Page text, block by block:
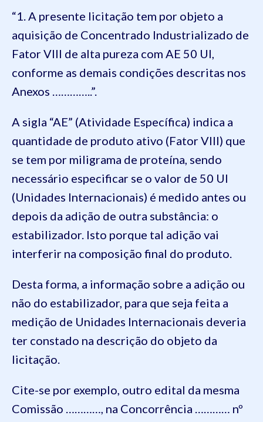
“1. A presente licitação tem por objeto a
aquisição de Concentrado Industrializado de
Fator VIII de alta pureza com AE 50 UI,
conforme as demais condições descritas nos
Anexos …………..”.
A sigla “AE” (Atividade Específica) indica a
quantidade de produto ativo (Fator VIII) que
se tem por miligrama de proteína, sendo
necessário especificar se o valor de 50 UI
(Unidades Internacionais) é medido antes ou
depois da adição de outra substância: o
estabilizador. Isto porque tal adição vai
interferir na composição final do produto.
Desta forma, a informação sobre a adição ou
não do estabilizador, para que seja feita a
medição de Unidades Internacionais deveria
ter constado na descrição do objeto da
licitação.
Cite-se por exemplo, outro edital da mesma
Comissão …………, na Concorrência ………… nº